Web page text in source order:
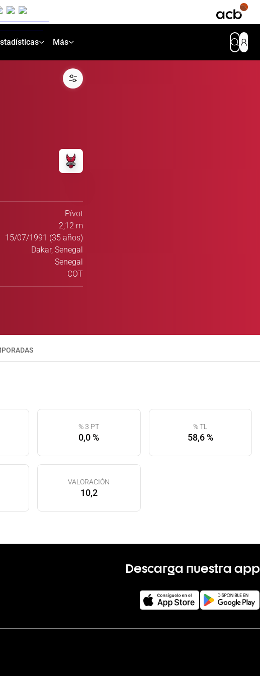
Más
Pívot
2,12 m
15/07/1991 (35 años)
Dakar, Senegal
Senegal
COT
% 3 PT
0,0 %
% TL
58,6 %
VALORACIÓN
10,2
Descarga nuestra app